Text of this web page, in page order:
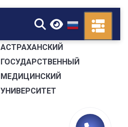
▼
АСТРАХАНСКИЙ
ГОСУДАРСТВЕННЫЙ
МЕДИЦИНСКИЙ
УНИВЕРСИТЕТ